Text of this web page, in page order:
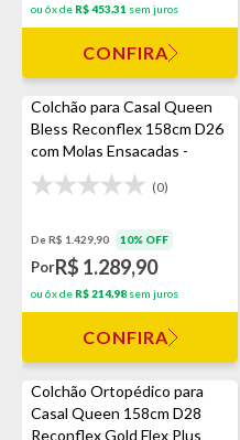
ou 6x de R$ 453,31 sem juros
CONFIRA
Colchão para Casal Queen
Bless Reconflex 158cm D26
com Molas Ensacadas -
Marrom
(0)
De R$ 1.429,90 10% OFF
PorR$ 1.289,90
ou 6x de R$ 214,98 sem juros
CONFIRA
Colchão Ortopédico para
Casal Queen 158cm D28
Reconflex Gold Flex Plus